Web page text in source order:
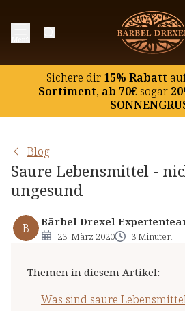
Sichere dir15% Rabatt
Sortiment, ab 70€ sogar
Blog
Saure Lebensmittel -
ungesund
B Bärbel Drexel
23. März 2020 3 Minuten
Themen in diesem Artikel:
Was sind saure
Was sind saure
sollte man sie meiden?
Säurebildende Lebensmittel
"Gute" säurebildende
"Schlechte" säurebildende